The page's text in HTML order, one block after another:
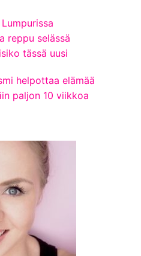
reppu selässä
tässä uusi
helpottaa elämää
paljon 10 viikkoa